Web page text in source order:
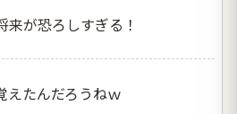
来が恐ろしすぎる！
えたんだろうねｗ